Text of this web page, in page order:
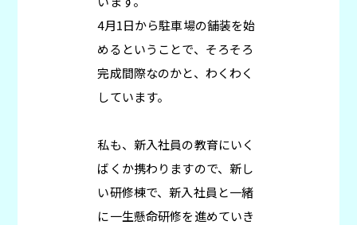
4月1日から駐車場の舗装を始
めるということで、そろそろ
完成間際なのかと、わくわく
しています。
私も、新入社員の教育にいく
ばくか携わりますので、新し
い研修棟で、新入社員と一緒
に一生懸命研修を進めていき